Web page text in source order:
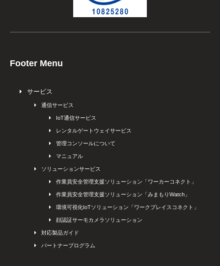
Footer Menu
サービス
通信サービス
IoT通信サービス
レンタルゲートウェイサービス
管理コンソールについて
マニュアル
ソリューションサービス
作業員安全管理支援ソリューション「ワーカーコネクト」
作業員安全管理支援ソリューション「みまもりWatch」
環境可視化IoTソリューション「ワークプレイスコネクト」
顔認証サーモカメラソリューション
対応製品ガイド
パートナープログラム